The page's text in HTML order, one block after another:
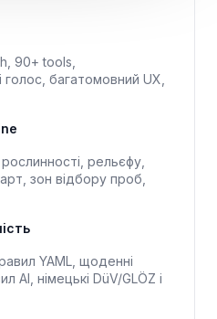
90+ tools,
багатомовний UX,
рельєфу,
зон відбору проб,
YAML, щоденні
AI, німецькі DüV/GLÖZ і